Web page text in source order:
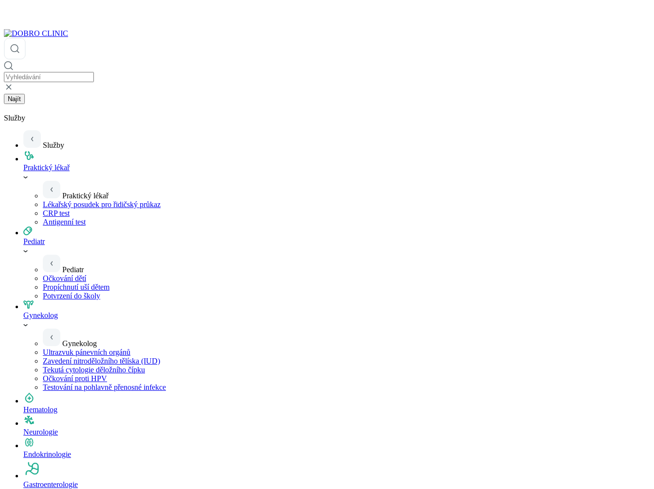
Najít
Služby
Služby
Praktický lékař
Praktický lékař
Lékařský posudek pro řidičský průkaz
CRP test
Antigenní test
Pediatr
Pediatr
Očkování dětí
Propíchnutí uší dětem
Potvrzení do školy
Gynekolog
Gynekolog
Ultrazvuk pánevních orgánů
Zavedení nitroděložního tělíska (IUD)
Tekutá cytologie děložního čípku
Očkování proti HPV
Testování na pohlavně přenosné infekce
Hematolog
Neurologie
Endokrinologie
Gastroenterologie